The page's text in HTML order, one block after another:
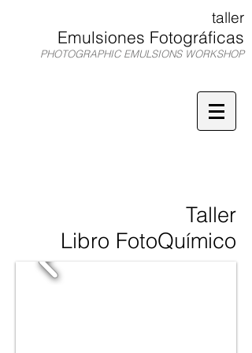
taller
Emulsiones Fotográficas
PHOTOGRAPHIC EMULSIONS WORKSHOP
Taller
Libro FotoQuímico